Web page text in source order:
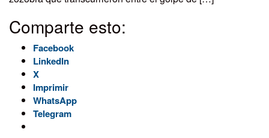
Comparte esto:
Facebook
LinkedIn
X
Imprimir
WhatsApp
Telegram